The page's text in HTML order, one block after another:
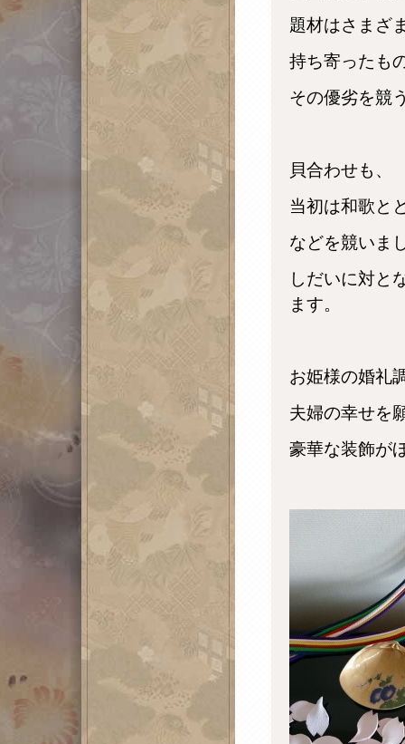
題材はさまざ
持ち寄ったも
その優劣を競
貝合わせも、
当初は和歌と
などを競いま
しだいに対と
ます。
お姫様の婚礼
夫婦の幸せを
豪華な装飾が